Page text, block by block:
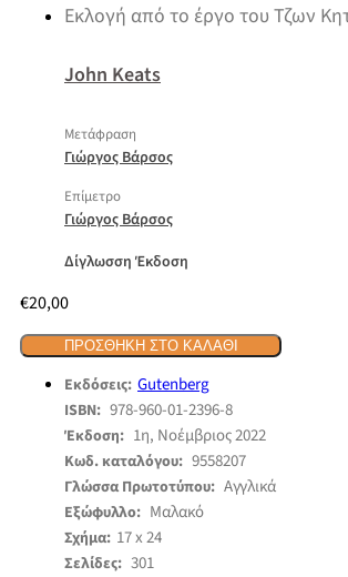
Εκλογή από το έργο του Τζων
John Keats
Μετάφραση
Γιώργος Βάρσος
Επίμετρο
Γιώργος Βάρσος
Δίγλωσση Έκδοση
€20,00
ΠΡΟΣΘΉΚΗ ΣΤΟ ΚΑΛΆΘΙ
Εκδόσεις: Gutenberg
ISBN: 978-960-01-2396-8
Έκδοση: 1η, Νοέμβριος 2022
Κωδ. καταλόγου: 9558207
Γλώσσα Πρωτοτύπου: Αγγλικά
Εξώφυλλο: Μαλακό
Σχήμα: 17 x 24
Σελίδες: 301